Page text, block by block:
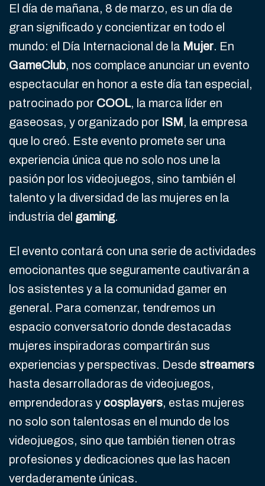
El día de mañana, 8 de marzo, es un día de
gran significado y concientizar en todo el
mundo: el Día Internacional de la Mujer. En
GameClub, nos complace anunciar un evento
espectacular en honor a este día tan especial,
patrocinado por COOL, la marca líder en
gaseosas, y organizado por ISM, la empresa
que lo creó. Este evento promete ser una
experiencia única que no solo nos une la
pasión por los videojuegos, sino también el
talento y la diversidad de las mujeres en la
industria del gaming.
El evento contará con una serie de actividades
emocionantes que seguramente cautivarán a
los asistentes y a la comunidad gamer en
general. Para comenzar, tendremos un
espacio conversatorio donde destacadas
mujeres inspiradoras compartirán sus
experiencias y perspectivas. Desde streamers
hasta desarrolladoras de videojuegos,
emprendedoras y cosplayers, estas mujeres
no solo son talentosas en el mundo de los
videojuegos, sino que también tienen otras
profesiones y dedicaciones que las hacen
verdaderamente únicas.